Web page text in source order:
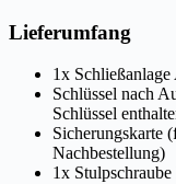
Lieferumfang
1x
Schlüssel nach
Schlüssel
Sicherungskarte
Nachbestellung)
1x